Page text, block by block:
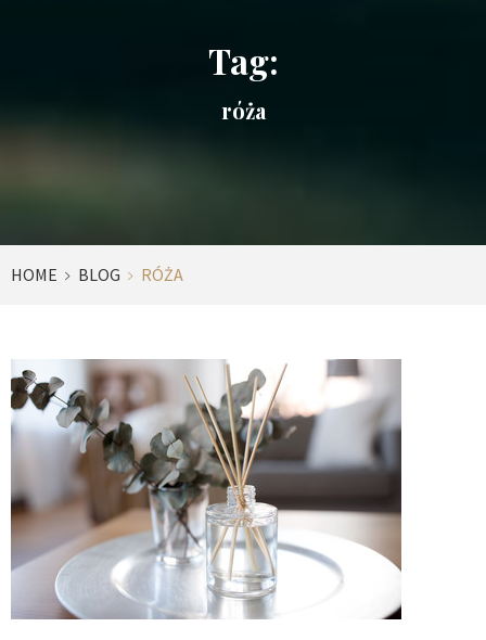
Tag:
róża
HOME BLOG RÓŻA